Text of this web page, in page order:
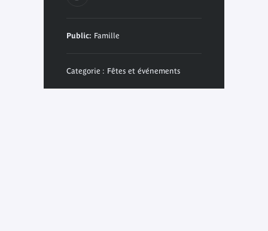
Public: Famille
Categorie : Fêtes et événements